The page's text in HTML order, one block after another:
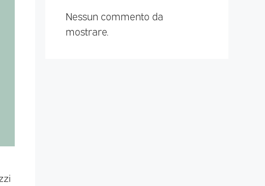
Nessun commento da
mostrare.